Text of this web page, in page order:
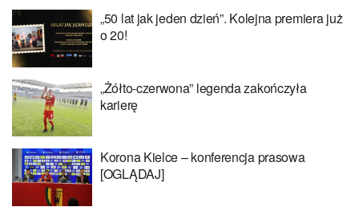
„50 lat jak jeden dzień”. Kolejna premiera już
o 20!
„Żółto-czerwona” legenda zakończyła
karierę
Korona Kielce – konferencja prasowa
[OGLĄDAJ]